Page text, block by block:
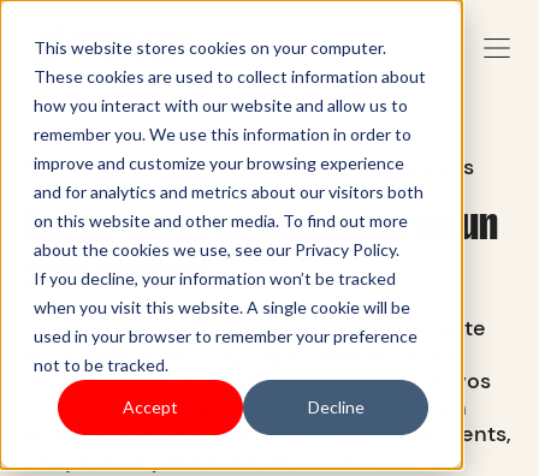
This website stores cookies on your computer.
These cookies are used to collect information about
how you interact with our website and allow us to
remember you. We use this information in order to
improve and customize your browsing experience
and for analytics and metrics about our visitors both
on this website and other media. To find out more
about the cookies we use, see our Privacy Policy.
If you decline, your information won’t be tracked
when you visit this website. A single cookie will be
used in your browser to remember your preference
not to be tracked.
Accept Decline
Système de point de vente multi-magasins
Gérez tous vos magasins en un
seul endroit
Shoplazza est un système de point de vente
multi-magasins conçu spécialement pour
votre entreprise. Il vous permet de gérer vos
opérations de manière centralisée tout en
obtenant des informations clés sur vos clients,
ce qui vous permettra de réussir.